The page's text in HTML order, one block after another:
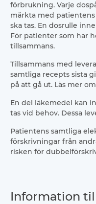
förbrukning. Varje
märkta med
ska tas. En dosrulle
För patienter som har
tillsammans.
Tillsammans med
samtliga recepts sista
på att gå ut. Läs mer
En del läkemedel kan
tas vid behov. Dessa
Patientens samtliga
förskrivningar från
risken för
Information